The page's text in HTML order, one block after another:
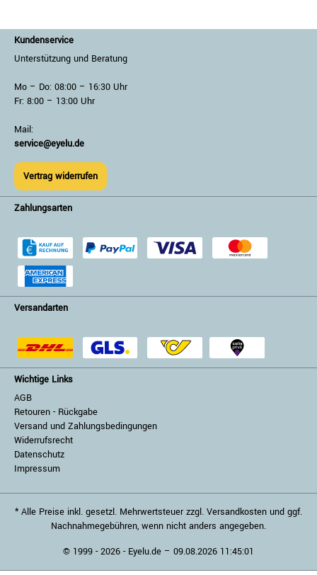
Kundenservice
Unterstützung und Beratung
Mo – Do: 08:00 – 16:30 Uhr
Fr: 8:00 – 13:00 Uhr
Mail:
service@eyelu.de
Vertrag widerrufen
Zahlungsarten
Versandarten
Wichtige Links
AGB
Retouren - Rückgabe
Versand und Zahlungsbedingungen
Widerrufsrecht
Datenschutz
Impressum
* Alle Preise inkl. gesetzl. Mehrwertsteuer zzgl. Versandkosten und ggf.
Nachnahmegebühren, wenn nicht anders angegeben.
© 1999 - 2026 - Eyelu.de – 09.08.2026 11:45:01